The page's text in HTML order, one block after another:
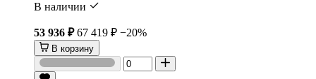
В наличии
53 936 ₽ 67 419 ₽ −20%
В корзину